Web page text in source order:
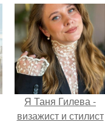
Я Таня Гилева -
визажист и стилист